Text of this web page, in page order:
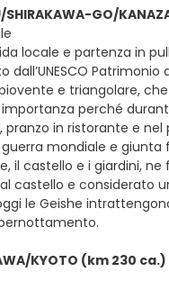
GO/
locale e partenza in
e triangolare,
perché
in ristorante e
mondiale e
il castello e i giardini,
castello e considerato
le Geishe
KYOTO (km 230 ca.)